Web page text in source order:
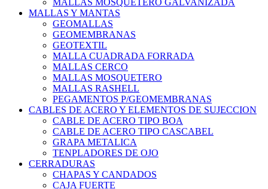
MALLAS MOSQUETERO GALVANIZADA
MALLAS Y MANTAS
GEOMALLAS
GEOMEMBRANAS
GEOTEXTIL
MALLA CUADRADA FORRADA
MALLAS CERCO
MALLAS MOSQUETERO
MALLAS RASHELL
PEGAMENTOS P/GEOMEMBRANAS
CABLES DE ACERO Y ELEMENTOS DE SUJECCION
CABLE DE ACERO TIPO BOA
CABLE DE ACERO TIPO CASCABEL
GRAPA METALICA
TENPLADORES DE OJO
CERRADURAS
CHAPAS Y CANDADOS
CAJA FUERTE